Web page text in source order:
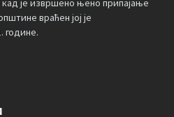
кад је извршено њено припајање
враћен јој је
године.